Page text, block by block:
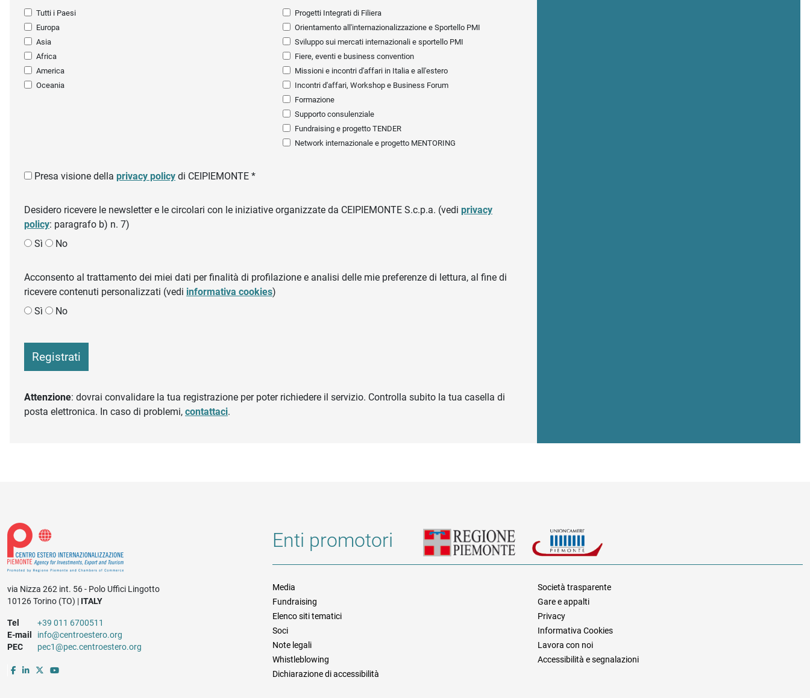
Tutti i Paesi
Europa
Asia
Africa
America
Oceania
Progetti Integrati di Filiera
Orientamento all'internazionalizzazione e Sportello PMI
Sviluppo sui mercati internazionali e sportello PMI
Fiere, eventi e business convention
Missioni e incontri d'affari in Italia e all'estero
Incontri d'affari, Workshop e Business Forum
Formazione
Supporto consulenziale
Fundraising e progetto TENDER
Network internazionale e progetto MENTORING
Presa visione della privacy policy di CEIPIEMONTE *
Desidero ricevere le newsletter e le circolari con le iniziative organizzate da CEIPIEMONTE S.c.p.a. (vedi privacy
policy: paragrafo b) n. 7)
Sì
No
Acconsento al trattamento dei miei dati per finalità di profilazione e analisi delle mie preferenze di lettura, al fine di
ricevere contenuti personalizzati (vedi informativa cookies)
Sì
No
Registrati
Attenzione: dovrai convalidare la tua registrazione per poter richiedere il servizio. Controlla subito la tua casella di
posta elettronica. In caso di problemi, contattaci.
via Nizza 262 int. 56 - Polo Uffici Lingotto
10126 Torino (TO) | ITALY
Tel
+39 011 6700511
E-mail
info@centroestero.org
PEC
pec1@pec.centroestero.org
Enti promotori
Informazioni legali e trasparenza
Media
Società trasparente
Fundraising
Gare e appalti
Elenco siti tematici
Privacy
Soci
Informativa Cookies
Note legali
Lavora con noi
Whistleblowing
Accessibilità e segnalazioni
Dichiarazione di accessibilità